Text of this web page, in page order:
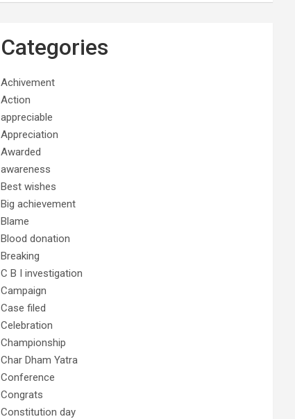
Categories
Achivement
Action
appreciable
Appreciation
Awarded
awareness
Best wishes
Big achievement
Blame
Blood donation
Breaking
C B I investigation
Campaign
Case filed
Celebration
Championship
Char Dham Yatra
Conference
Congrats
Constitution day